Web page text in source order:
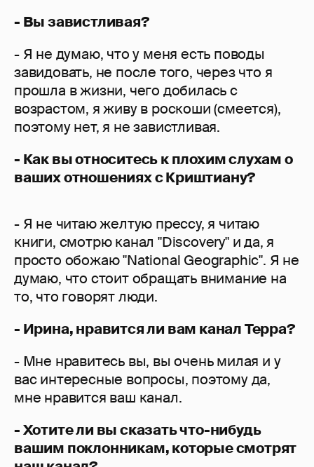
- Вы завистливая?
- Я не думаю, что у меня есть поводы
завидовать, не после того, через что я
прошла в жизни, чего добилась с
возрастом, я живу в роскоши (смеется),
поэтому нет, я не завистливая.
- Как вы относитесь к плохим слухам о
ваших отношениях с Криштиану?
- Я не читаю желтую прессу, я читаю
книги, смотрю канал "Discovery" и да, я
просто обожаю "National Geographic". Я не
думаю, что стоит обращать внимание на
то, что говорят люди.
- Ирина, нравится ли вам канал Терра?
- Мне нравитесь вы, вы очень милая и у
вас интересные вопросы, поэтому да,
мне нравится ваш канал.
- Хотите ли вы сказать что-нибудь
вашим поклонникам, которые смотрят